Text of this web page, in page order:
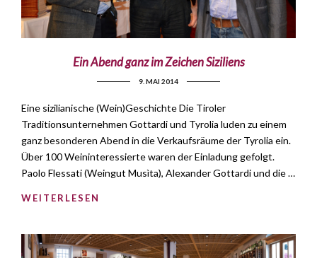
Ein Abend ganz im Zeichen Siziliens
9. MAI 2014
Eine sizilianische (Wein)Geschichte Die Tiroler
Traditionsunternehmen Gottardi und Tyrolia luden zu einem
ganz besonderen Abend in die Verkaufsräume der Tyrolia ein.
Über 100 Weininteressierte waren der Einladung gefolgt.
Paolo Flessati (Weingut Musìta), Alexander Gottardi und die …
WEITERLESEN